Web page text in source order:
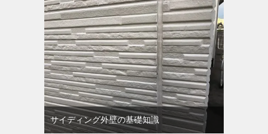
サイディング外壁の基礎知識